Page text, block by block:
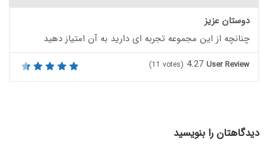
دوستان عزیز
چنانچه از این مجموعه تجربه ای دارید به آن امتیاز دهید
User Review
4.27
(11 votes)
دیدگاهتان را بنویسید